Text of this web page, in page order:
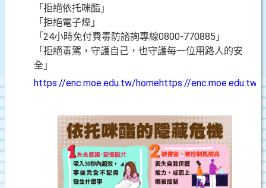
「拒絕依托咪酯」
「拒絕電子煙」
「24小時免付費毒防諮詢專線0800-770885」
「拒絕毒駕，守護自己，也守護每一位用路人的安
全」
https://enc.moe.edu.tw/homehttps://enc.moe.edu.tw/